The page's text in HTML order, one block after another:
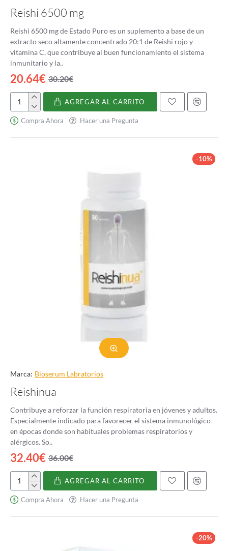
Reishi 6500 mg
Reishi 6500 mg de Estado Puro es un suplemento a base de un
extracto seco altamente concentrado 20:1 de Reishi rojo y
vitamina C, que contribuye al buen funcionamiento el sistema
inmunitario y la..
20.64€ 30.20€
Reishi
6500
mg
AGREGAR AL CARRITO
Compra Ahora Hacer una Pregunta
-10%
Marca: Bioserum Labratorios
Reishinua
Contribuye a reforzar la función respiratoria en jóvenes y adultos.
Especialmente indicado para favorecer el sistema inmunológico
en épocas donde son habituales problemas respiratorios y
alérgicos. So..
32.40€ 36.00€
Reishinua
AGREGAR AL CARRITO
Compra Ahora Hacer una Pregunta
-20%